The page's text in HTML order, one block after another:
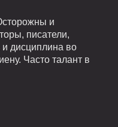
и
писатели,
и дисциплина во
Часто талант в